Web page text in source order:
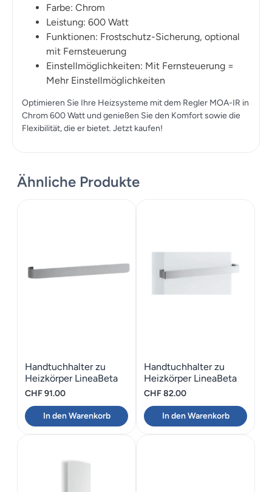
Farbe: Chrom
Leistung: 600 Watt
Funktionen: Frostschutz-Sicherung, optional
mit Fernsteuerung
Einstellmöglichkeiten: Mit Fernsteuerung =
Mehr Einstellmöglichkeiten
Optimieren Sie Ihre Heizsysteme mit dem Regler MOA-IR in
Chrom 600 Watt und genießen Sie den Komfort sowie die
Flexibilität, die er bietet. Jetzt kaufen!
Ähnliche Produkte
Handtuchhalter zu
Heizkörper LineaBeta
CALIGO 52
CHF91.00
In den Warenkorb
Handtuchhalter zu
Heizkörper LineaBeta
CALIGO 42.9
CHF82.00
In den Warenkorb